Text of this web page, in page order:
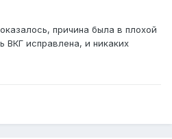
причина была в плохой
ВКГ исправлена, и никаких